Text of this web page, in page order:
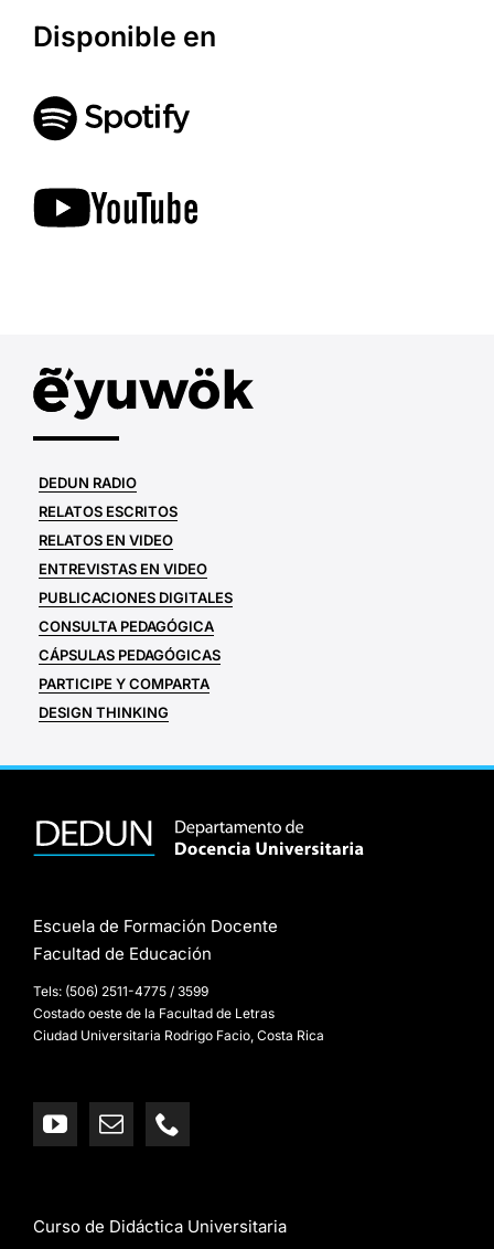
Disponible en
DEDUN RADIO
RELATOS ESCRITOS
RELATOS EN VIDEO
ENTREVISTAS EN VIDEO
PUBLICACIONES DIGITALES
CONSULTA PEDAGÓGICA
CÁPSULAS PEDAGÓGICAS
PARTICIPE Y COMPARTA
DESIGN THINKING
Escuela de Formación Docente
Facultad de Educación
Tels: (506) 2511-4775 / 3599
Costado oeste de la Facultad de Letras
Ciudad Universitaria Rodrigo Facio, Costa Rica
Curso de Didáctica Universitaria